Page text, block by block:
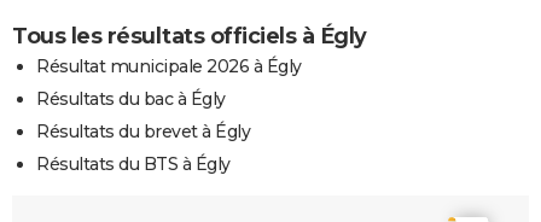
Tous les résultats officiels à Égly
Résultat municipale 2026 à Égly
Résultats du bac à Égly
Résultats du brevet à Égly
Résultats du BTS à Égly